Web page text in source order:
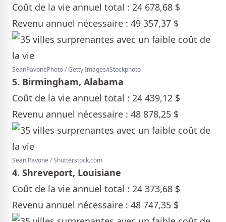
Coût de la vie annuel total : 24 678,68 $
Revenu annuel nécessaire : 49 357,37 $
SeanPavonePhoto / Getty Images/iStockphoto
5. Birmingham, Alabama
Coût de la vie annuel total : 24 439,12 $
Revenu annuel nécessaire : 48 878,25 $
Sean Pavone / Shutterstock.com
4. Shreveport, Louisiane
Coût de la vie annuel total : 24 373,68 $
Revenu annuel nécessaire : 48 747,35 $